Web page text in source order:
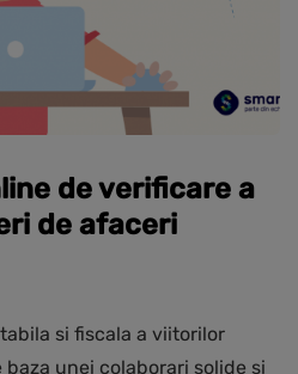
de verificare a
de afaceri
si fiscala a viitorilor
unei colaborari solide si